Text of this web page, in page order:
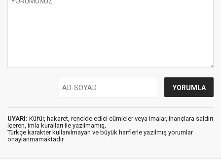
UYARI: Küfür, hakaret, rencide edici cümleler veya imalar, inançlara saldırı
içeren, imla kuralları ile yazılmamış,
Türkçe karakter kullanılmayan ve büyük harflerle yazılmış yorumlar
onaylanmamaktadır.